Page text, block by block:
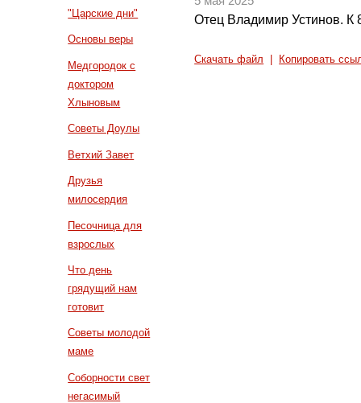
"Царские дни"
Основы веры
Медгородок с
доктором
Хлыновым
Советы Доулы
Ветхий Завет
Друзья
милосердия
Песочница для
взрослых
Что день
грядущий нам
готовит
Советы молодой
маме
Соборности свет
негасимый
Отец Владимир Устинов. К
Скачать файл Копировать